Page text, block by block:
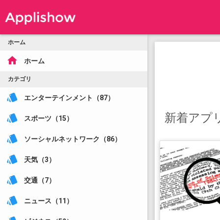
ホーム
home ホーム
カテゴリ
style エンターテインメント（87）
style スポーツ（15）
style ソーシャルネットワーク（86）
style 天気（3）
style 交通（7）
style ニュース（11）
新着アプ